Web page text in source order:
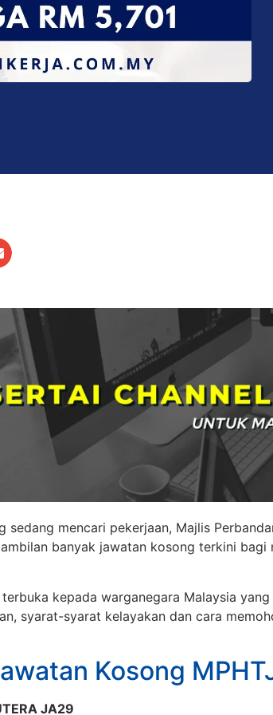
sedang mencari pekerjaan, Majlis
banyak jawatan kosong terkini bagi
kepada warganegara Malaysia
syarat-syarat kelayakan dan cara
Kosong
JA29